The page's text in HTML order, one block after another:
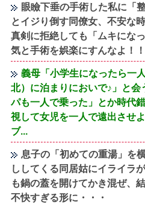
眼瞼下垂の手術した私に「
とイジり倒す同僚女、不安な
真剣に拒絶しても「ムキにな
気と手術を娯楽にすんなよ！！
義母「小学生になったら一
北）に泊まりにおいで♪」と
パも一人で乗った」とか時代
視して女児を一人で遠出させ
ブ...
息子の「初めての重湯」を
ししてくる同居姑にイライラ
も鍋の蓋を開けてかき混ぜ、
不快すぎる形に・・・